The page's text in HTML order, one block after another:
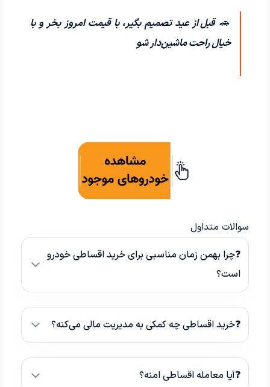
🚗قبل از عید تصمیم بگیر، با قیمت امروز بخر و با
خیال راحت ماشین‌دار شو
سوالات متداول
❓چرا بهمن زمان مناسبی برای خرید اقساطی خودرو
است؟
❓خرید اقساطی چه کمکی به مدیریت مالی می‌کنه؟
❓آیا معامله اقساطی امنه؟